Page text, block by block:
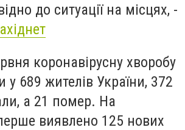
до ситуації на місцях, -
коронавірусну хворобу
у 689 жителів України, 372
а 21 помер. На
виявлено 125 нових